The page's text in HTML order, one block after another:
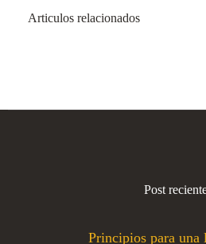
Articulos relacionados
Post
Principios para una